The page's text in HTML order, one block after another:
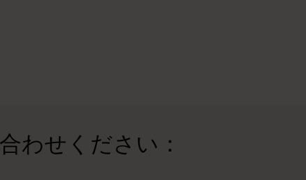
わせください：